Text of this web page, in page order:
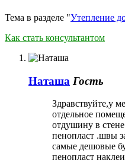
Тема в разделе "Утепление
Как стать консультантом
Наташа Гость
Здравствуйте,у
отдельное
отдушину в
пенопласт .швы
самые дешовые
пенопласт